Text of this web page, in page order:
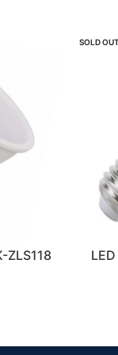
ZLS118
SOLD